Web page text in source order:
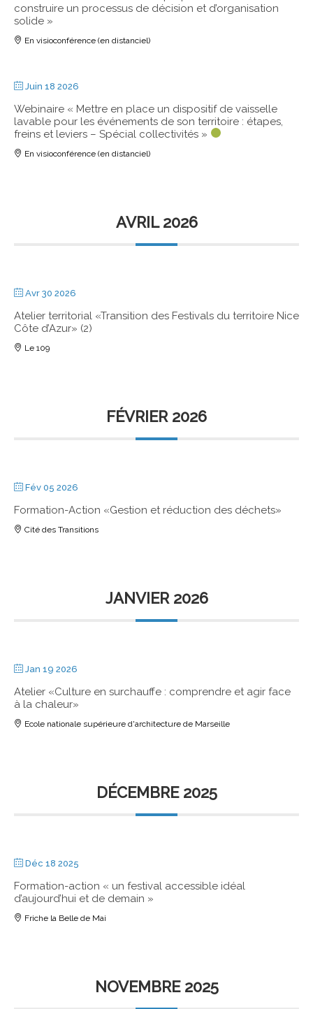
construire un processus de décision et d’organisation
solide »
En visioconférence (en distanciel)
Juin 18 2026
Webinaire « Mettre en place un dispositif de vaisselle
lavable pour les événements de son territoire : étapes,
freins et leviers – Spécial collectivités »
En visioconférence (en distanciel)
AVRIL 2026
Avr 30 2026
Atelier territorial «Transition des Festivals du territoire Nice
Côte d’Azur» (2)
Le 109
FÉVRIER 2026
Fév 05 2026
Formation-Action «Gestion et réduction des déchets»
Cité des Transitions
JANVIER 2026
Jan 19 2026
Atelier «Culture en surchauffe : comprendre et agir face
à la chaleur»
Ecole nationale supérieure d'architecture de Marseille
DÉCEMBRE 2025
Déc 18 2025
Formation-action « un festival accessible idéal
d’aujourd’hui et de demain »
Friche la Belle de Mai
NOVEMBRE 2025